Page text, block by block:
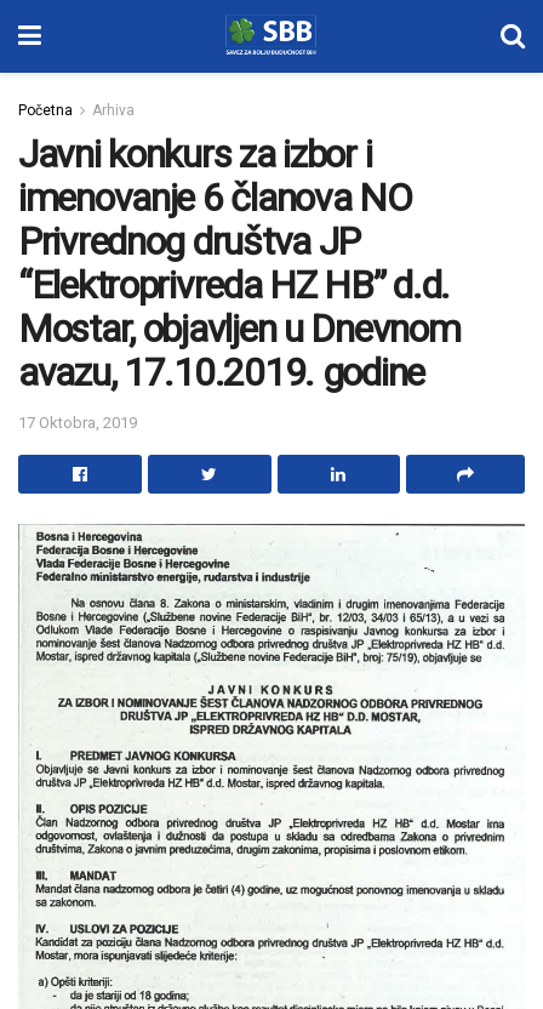
Početna Arhiva
Javni konkurs za izbor i
imenovanje 6 članova NO
Privrednog društva JP
“Elektroprivreda HZ HB” d.d.
Mostar, objavljen u Dnevnom
avazu, 17.10.2019. godine
17 Oktobra, 2019